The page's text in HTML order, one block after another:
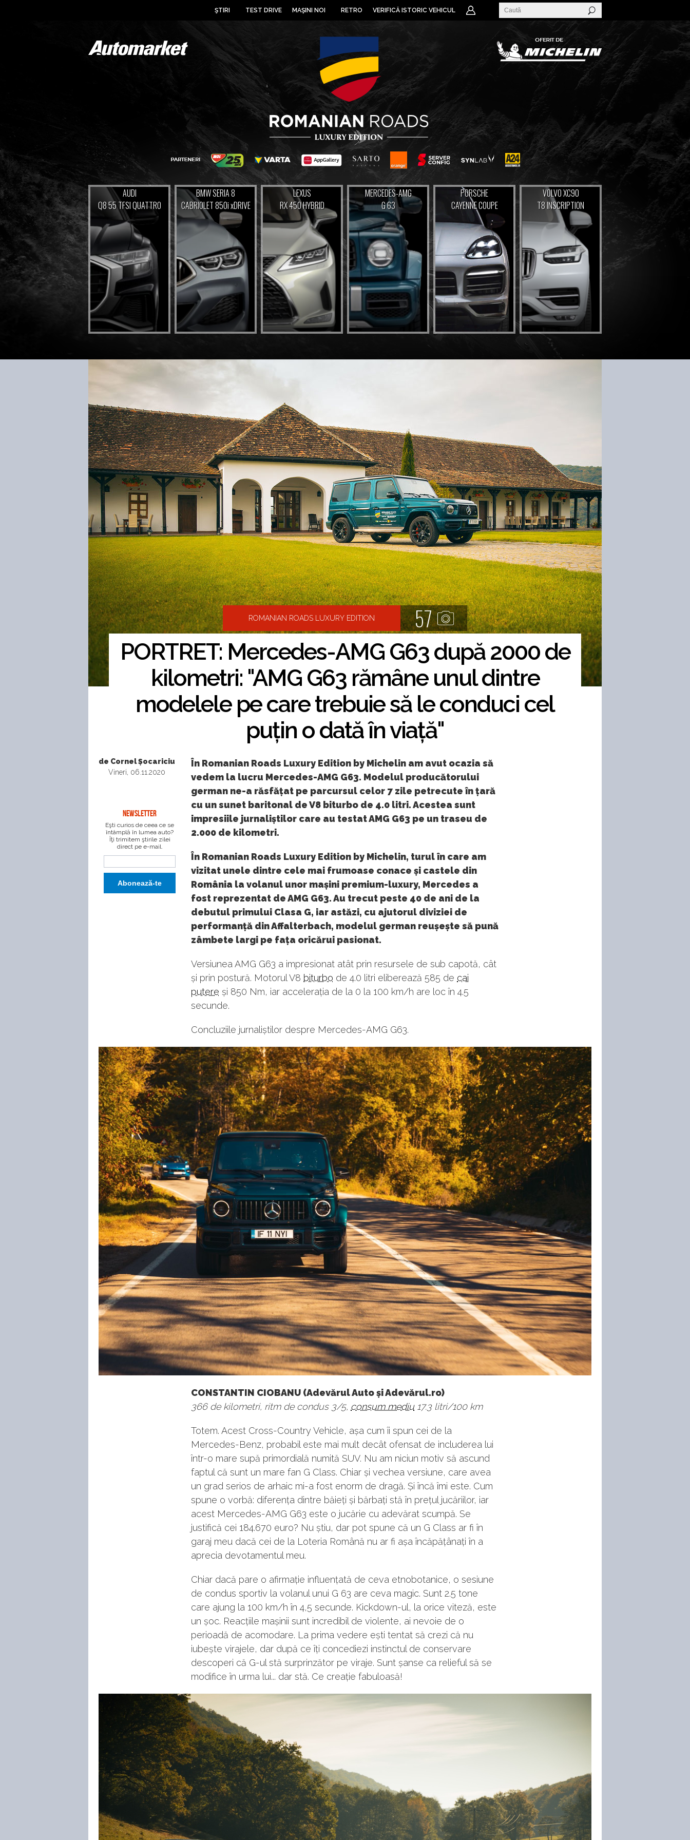
ŞTIRI TEST DRIVE MAŞINI NOI RETRO VERIFICĂ ISTORIC VEHICUL
AUDI
Q8 55 TFSI QUATTRO
BMW SERIA 8
CABRIOLET 850i xDRIVE
LEXUS
RX 450 HYBRID
MERCEDES-AMG
G 63
PORSCHE
CAYENNE COUPE
VOLVO XC90
T8 INSCRIPTION
ROMANIAN ROADS LUXURY EDITION 57
PORTRET: Mercedes-AMG G63 după 2000 de
kilometri: "AMG G63 rămâne unul dintre
modelele pe care trebuie să le conduci cel
puțin o dată în viață"
de Cornel Șocariciu
Vineri, 06.11.2020
NEWSLETTER
Eşti curios de ceea ce se
întâmplă în lumea auto?
Îţi trimitem ştirile zilei
direct pe e-mail.
În Romanian Roads Luxury Edition by Michelin am avut ocazia să
vedem la lucru Mercedes-AMG G63. Modelul producătorului
german ne-a răsfățat pe parcursul celor 7 zile petrecute în țară
cu un sunet baritonal de V8 biturbo de 4.0 litri. Acestea sunt
impresiile jurnaliștilor care au testat AMG G63 pe un traseu de
2.000 de kilometri.
În Romanian Roads Luxury Edition by Michelin, turul în care am
vizitat unele dintre cele mai frumoase conace și castele din
România la volanul unor mașini premium-luxury, Mercedes a
fost reprezentat de AMG G63. Au trecut peste 40 de ani de la
debutul primului Clasa G, iar astăzi, cu ajutorul diviziei de
performanță din Affalterbach, modelul german reușește să pună
zâmbete largi pe fața oricărui pasionat.
Versiunea AMG G63 a impresionat atât prin resursele de sub capotă, cât
și prin postură. Motorul V8 biturbo de 4.0 litri eliberează 585 de cai
putere și 850 Nm, iar accelerația de la 0 la 100 km/h are loc în 4.5
secunde.
Concluziile jurnaliștilor despre Mercedes-AMG G63.
CONSTANTIN CIOBANU (Adevărul Auto și Adevărul.ro)
366 de kilometri, ritm de condus 3/5, consum mediu17.3 litri/100 km
Totem. Acest Cross-Country Vehicle, așa cum îi spun cei de la
Mercedes-Benz, probabil este mai mult decât ofensat de includerea lui
într-o mare supă primordială numită SUV. Nu am niciun motiv să ascund
faptul că sunt un mare fan G Class. Chiar și vechea versiune, care avea
un grad serios de arhaic mi-a fost enorm de dragă. Și încă îmi este. Cum
spune o vorbă: diferența dintre băieți și bărbați stă în prețul jucăriilor, iar
acest Mercedes-AMG G63 este o jucărie cu adevărat scumpă. Se
justifică cei 184.670 euro? Nu știu, dar pot spune că un G Class ar fi în
garaj meu dacă cei de la Loteria Română nu ar fi așa încăpățânați în a
aprecia devotamentul meu.
Chiar dacă pare o afirmație influențată de ceva etnobotanice, o sesiune
de condus sportiv la volanul unui G 63 are ceva magic. Sunt 2.5 tone
care ajung la 100 km/h în 4,5 secunde. Kickdown-ul, la orice viteză, este
un șoc. Reacțiile mașinii sunt incredibil de violente, ai nevoie de o
perioadă de acomodare. La prima vedere ești tentat să crezi că nu
iubește virajele, dar după ce îți concediezi instinctul de conservare
descoperi că G-ul stă surprinzător pe viraje. Sunt șanse ca relieful să se
modifice în urma lui... dar stă. Ce creație fabuloasă!